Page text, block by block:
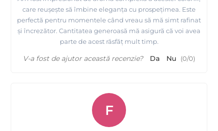
care reușește să îmbine eleganța cu prospețimea. Este
perfectă pentru momentele când vreau să mă simt rafinat
și încrezător. Cantitatea generoasă mă asigură că voi avea
parte de acest răsfăț mult timp.
V-a fost de ajutor această recenzie? Da Nu (0/0)
F